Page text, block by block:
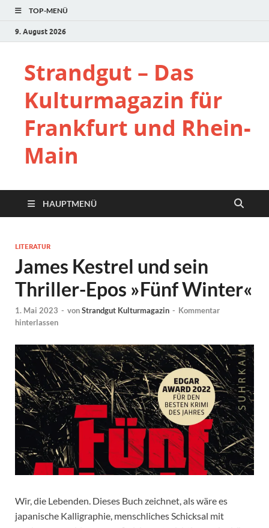
TOP-MENÜ
9. August 2026
Strandgut – Das
Kulturmagazin für
Frankfurt und Rhein-
Main
HAUPTMENÜ
LITERATUR
James Kestrel und sein
Thriller-Epos »Fünf Winter«
1. Mai 2023 - vonStrandgut Kulturmagazin - Kommentar
hinterlassen
Wir, die Lebenden. Dieses Buch zeichnet, als wäre es
japanische Kalligraphie, menschliches Schicksal mit